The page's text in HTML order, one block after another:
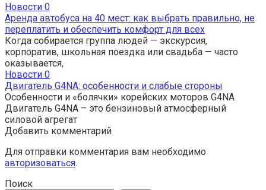
Новости 0
Аренда автобуса на 40 мест: как выбрать правильно, не
переплатить и обеспечить комфорт для всех
Когда собирается группа людей — экскурсия,
корпоратив, школьная поездка или свадьба — часто
оказывается,
Новости 0
Двигатель G4NA: особенности и слабые стороны
Особенности и «болячки» корейских моторов G4NA
Двигатель G4NA – это бензиновый атмосферный
силовой агрегат
Добавить комментарий
Для отправки комментария вам необходимо
авторизоваться.
Поиск